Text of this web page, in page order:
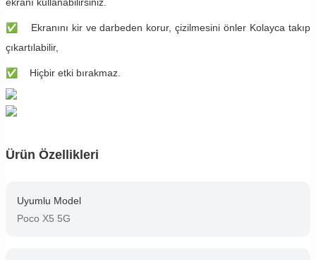
✅ Ekranını kir ve darbeden korur, çizilmesini önler Kolayca takıp
çıkartılabilir,
✅ Hiçbir etki bırakmaz.
Ürün Özellikleri
Uyumlu Model
Poco X5 5G